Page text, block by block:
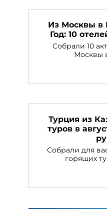
Из Москвы в
Год: 10
Собрали 10
Москвы
Турция из
туров в
Собрали для
горящих